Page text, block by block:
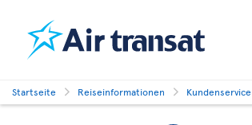
Startseite Reiseinformationen Kundenservice